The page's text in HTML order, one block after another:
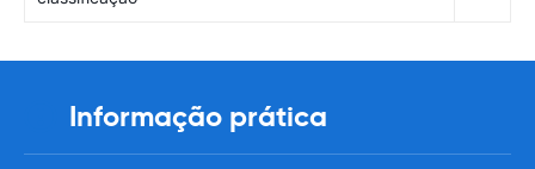
Informação prática